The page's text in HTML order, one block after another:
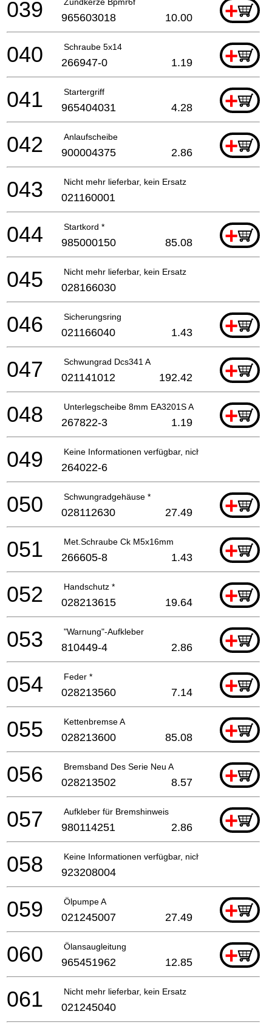
Zündkerze Bpmr6f +
039 965603018 10.00
Schraube 5x14 +
040 266947-0 1.19
Startergriff +
041 965404031 4.28
Anlaufscheibe +
042 900004375 2.86
Nicht mehr lieferbar, kein Ersatz
043 021160001
Startkord * +
044 985000150 85.08
Nicht mehr lieferbar, kein Ersatz
045 028166030
Sicherungsring +
046 021166040 1.43
Schwungrad Dcs341 A +
047 021141012 192.42
Unterlegscheibe 8mm EA3201S A +
048 267822-3 1.19
Keine Informationen verfügbar, nicht bestellbar
049 264022-6
Schwungradgehäuse * +
050 028112630 27.49
Met.Schraube Ck M5x16mm +
051 266605-8 1.43
Handschutz * +
052 028213615 19.64
"Warnung"-Aufkleber +
053 810449-4 2.86
Feder * +
054 028213560 7.14
Kettenbremse A +
055 028213600 85.08
Bremsband Des Serie Neu A +
056 028213502 8.57
Aufkleber für Bremshinweis +
057 980114251 2.86
Keine Informationen verfügbar, nicht bestellbar
058 923208004
Ölpumpe A +
059 021245007 27.49
Ölansaugleitung +
060 965451962 12.85
Nicht mehr lieferbar, kein Ersatz
061 021245040